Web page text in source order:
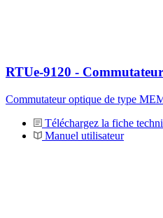
RTUe-9120 -
Commutateur optique de type
Téléchargez la fiche
Manuel utilisateur